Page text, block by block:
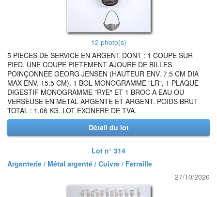
12 photo(s)
5 PIECES DE SERVICE EN ARGENT DONT : 1 COUPE SUR
PIED, UNE COUPE PIETEMENT AJOURE DE BILLES
POINÇONNEE GEORG JENSEN (HAUTEUR ENV. 7.5 CM DIA
MAX ENV. 15.5 CM). 1 BOL MONOGRAMME "LR", 1 PLAQUE
DIGESTIF MONOGRAMME "RYE" ET 1 BROC A EAU OU
VERSEUSE EN METAL ARGENTE ET ARGENT. POIDS BRUT
TOTAL : 1,06 KG. LOT EXONERE DE TVA.
Détail du lot
Lot n° 314
Argenterie / Métal argenté / Cuivre / Ferraille
27/10/2026